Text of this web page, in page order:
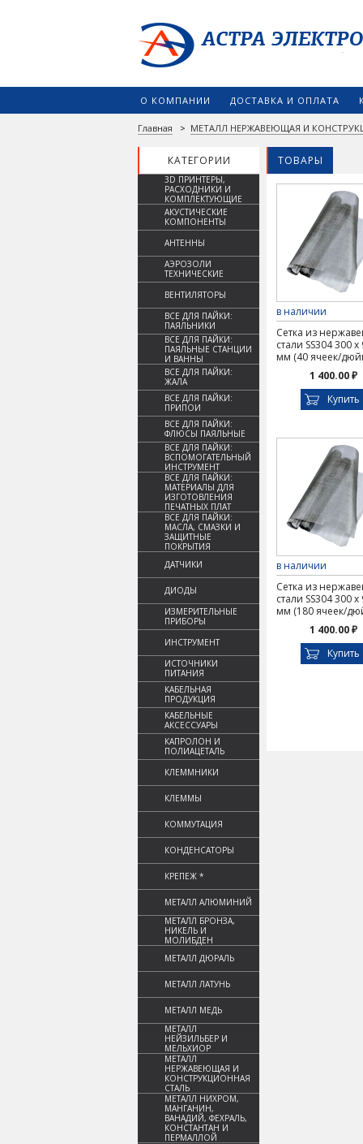
О КОМПАНИИ ДОСТАВКА И ОПЛАТА
Главная > МЕТАЛЛ НЕРЖАВЕЮЩАЯ И
КАТЕГОРИИ ТОВАРЫ
3D ПРИНТЕРЫ,
РАСХОДНИКИ И
КОМПЛЕКТУЮЩИЕ
АКУСТИЧЕСКИЕ
КОМПОНЕНТЫ
АНТЕННЫ
АЭРОЗОЛИ
ТЕХНИЧЕСКИЕ
ВЕНТИЛЯТОРЫ
ВСЕ ДЛЯ ПАЙКИ:
ПАЯЛЬНИКИ
ВСЕ ДЛЯ ПАЙКИ:
ПАЯЛЬНЫЕ СТАНЦИИ
И ВАННЫ
ВСЕ ДЛЯ ПАЙКИ:
ЖАЛА
ВСЕ ДЛЯ ПАЙКИ:
ПРИПОИ
ВСЕ ДЛЯ ПАЙКИ:
ФЛЮСЫ ПАЯЛЬНЫЕ
ВСЕ ДЛЯ ПАЙКИ:
ВСПОМОГАТЕЛЬНЫЙ
ИНСТРУМЕНТ
ВСЕ ДЛЯ ПАЙКИ:
МАТЕРИАЛЫ ДЛЯ
ИЗГОТОВЛЕНИЯ
ПЕЧАТНЫХ ПЛАТ
ВСЕ ДЛЯ ПАЙКИ:
МАСЛА, СМАЗКИ И
ЗАЩИТНЫЕ
ПОКРЫТИЯ
ДАТЧИКИ
ДИОДЫ
ИЗМЕРИТЕЛЬНЫЕ
ПРИБОРЫ
ИНСТРУМЕНТ
ИСТОЧНИКИ
ПИТАНИЯ
КАБЕЛЬНАЯ
ПРОДУКЦИЯ
КАБЕЛЬНЫЕ
АКСЕССУАРЫ
КАПРОЛОН И
ПОЛИАЦЕТАЛЬ
КЛЕММНИКИ
КЛЕММЫ
КОММУТАЦИЯ
КОНДЕНСАТОРЫ
КРЕПЕЖ *
МЕТАЛЛ АЛЮМИНИЙ
МЕТАЛЛ БРОНЗА,
НИКЕЛЬ И
МОЛИБДЕН
МЕТАЛЛ ДЮРАЛЬ
МЕТАЛЛ ЛАТУНЬ
МЕТАЛЛ МЕДЬ
МЕТАЛЛ
НЕЙЗИЛЬБЕР И
МЕЛЬХИОР
МЕТАЛЛ
НЕРЖАВЕЮЩАЯ И
КОНСТРУКЦИОННАЯ
СТАЛЬ
МЕТАЛЛ НИХРОМ,
МАНГАНИН,
ВАНАДИЙ, ФЕХРАЛЬ,
КОНСТАНТАН И
ПЕРМАЛЛОЙ
в наличии
Сетка из
стали SS304 300 х
мм (40 ячеек/
1 400.00 ₽
Купить
в наличии
Сетка из
стали SS304 300 х
мм (180 ячеек/
1 400.00 ₽
Купить